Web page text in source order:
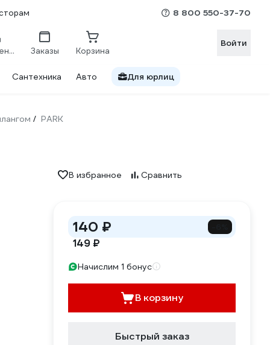
8 800 550-37-70
Сравнение Заказы Корзина
Войти
Сантехника Авто Для юрлиц
/ PARK
В избранное Сравнить
140 ₽
149 ₽
Начислим 1 бонус
В корзину
Быстрый заказ